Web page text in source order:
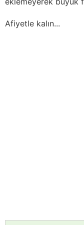
Afiyetle kalın...